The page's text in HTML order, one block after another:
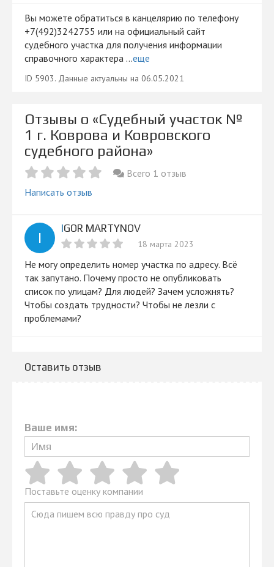
Вы можете обратиться в канцелярию по телефону
+7(492)3242755 или на официальный сайт
судебного участка для получения информации
справочного характера ...еще
ID 5903. Данные актуальны на 06.05.2021
Отзывы о «Судебный участок №
1 г. Коврова и Ковровского
судебного района»
Всего 1 отзыв
Написать отзыв
I
IGOR MARTYNOV
18 марта 2023
Не могу определить номер участка по адресу. Всё
так запутано. Почему просто не опубликовать
список по улицам? Для людей? Зачем усложнять?
Чтобы создать трудности? Чтобы не лезли с
проблемами?
Оставить отзыв
Ваше имя:
Поставьте оценку компании